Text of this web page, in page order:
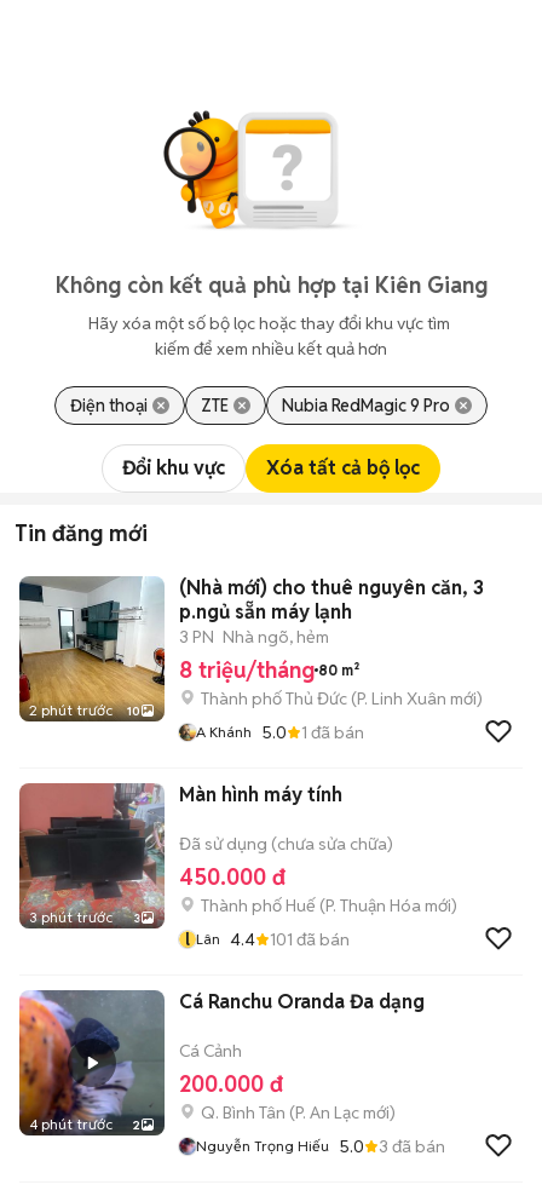
Không còn kết quả phù hợp tại Kiên Giang
Hãy xóa một số bộ lọc hoặc thay đổi khu vực tìm
kiếm để xem nhiều kết quả hơn
Điện thoại ZTE Nubia RedMagic 9 Pro
Đổi khu vực Xóa tất cả bộ lọc
Tin đăng mới
2 phút trước 10
(Nhà mới) cho thuê nguyên căn, 3
p.ngủ sẵn máy lạnh
3 PN Nhà ngõ, hẻm
8 triệu/tháng 80 m²
Thành phố Thủ Đức (P. Linh Xuân mới)
A Khánh 5.0 1 đã bán
3 phút trước 3
Màn hình máy tính
Đã sử dụng (chưa sửa chữa)
450.000 đ
Thành phố Huế (P. Thuận Hóa mới)
l Lân 4.4 101 đã bán
4 phút trước 2
Cá Ranchu Oranda Đa dạng
Cá Cảnh
200.000 đ
Q. Bình Tân (P. An Lạc mới)
Nguyễn Trọng Hiếu 5.0 3 đã bán